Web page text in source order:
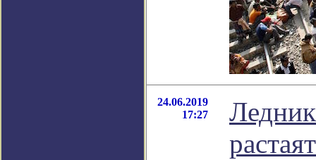
24.06.2019
17:27